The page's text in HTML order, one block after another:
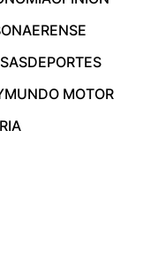
DEPORTES
MUNDO MOTOR